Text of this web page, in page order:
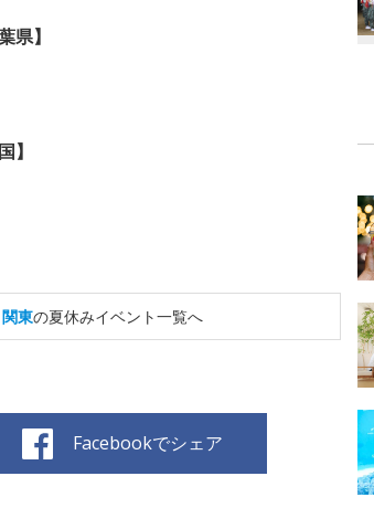
】
関東の夏休みイベント一覧へ
Facebookでシェア